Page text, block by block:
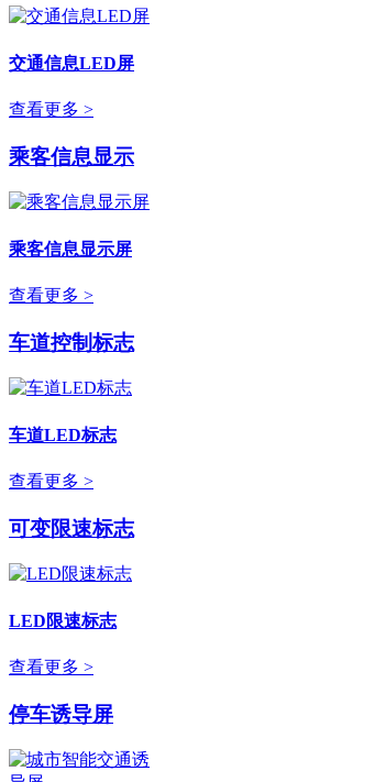
交通信息LED屏
查看更多 >
乘客信息显示
乘客信息显示屏
查看更多 >
车道控制标志
车道LED标志
查看更多 >
可变限速标志
LED限速标志
查看更多 >
停车诱导屏